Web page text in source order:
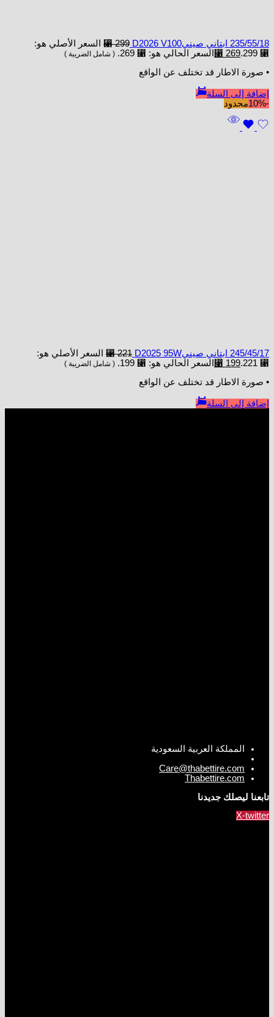
235/55/18 ابتاني صينيD2026 V100 ⃁299
السعر الأصلي هو:
⃁ 299.
⃁ 269 السعر الحالي هو: ⃁ 269. ( شامل الضريبة )
• صورة الاطار قد تختلف عن الواقع
إضافة إلى السلة
-10%
محدود
245/45/17 ابتاني صينيD2025 95W ⃁221
السعر الأصلي هو:
⃁ 221.
⃁ 199 السعر الحالي هو: ⃁ 199. ( شامل الضريبة )
• صورة الاطار قد تختلف عن الواقع
إضافة إلى السلة
المملكة العربية السعودية
Care@thabettire.com
Thabettire.com
تابعنا ليصلك جديدنا
X-twitter